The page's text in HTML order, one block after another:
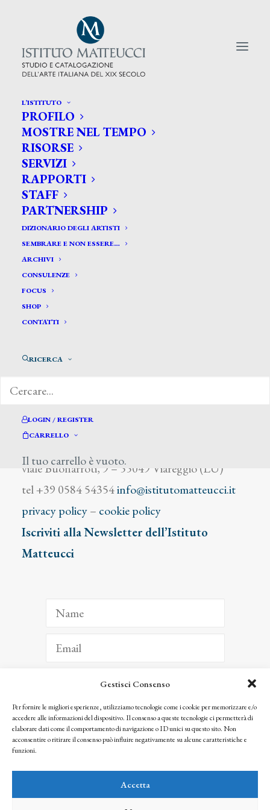
Gestisci Consenso
Per fornire le migliori esperienze, utilizziamo tecnologie come i cookie per memorizzare e/o
accedere alle informazioni del dispositivo. Il consenso a queste tecnologie ci permetterà di
elaborare dati come il comportamento di navigazione o ID unici su questo sito. Non
acconsentire o ritirare il consenso può influire negativamente su alcune caratteristiche e
funzioni.
Accetta
L’ISTITUTO
PROFILO
MOSTRE NEL TEMPO
RISORSE
SERVIZI
RAPPORTI
STAFF
PARTNERSHIP
DIZIONARIO DEGLI ARTISTI
SEMBRARE E NON ESSERE…
ARCHIVI
CONSULENZE
FOCUS
SHOP
CONTATTI
RICERCA
LOGIN / REGISTER
CARRELLO
Il tuo carrello è vuoto.
CERCA TRA GLI ARTISTI:
Search
for:
Dombrowski W. Karl
viale Buonarroti, 9 – 55049 Viareggio (LU)
tel +39 0584 54354info@istitutomatteucci.it
privacy policy– cookie policy
Iscriviti alla Newsletter dell’Istituto
Matteucci
ISCRIVITI
Facendo clic per iscriverti, riconosci che le tue informazioni saranno trattate
seguendo la nostra Privacy Policy
© 2025 Istituto Matteucci. All right reserved
l’autorizzazione scritta dei proprietari dei diritti e dell’Istituto Matteucci